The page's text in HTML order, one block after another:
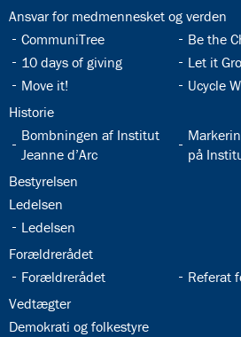
32.8:
Ansvar for medmennesket og verden
32.9:
CommuniTree 32.10:
Be the
32.11:
10 days of giving 32.12:
Let it
32.13:
Move it! 32.14:
Ucycle
32.15:
Historie
32.16:
Bombningen af Institut
Jeanne d’Arc
32.17:
på
32.18:
Bestyrelsen
32.19:
Ledelsen
32.20:
Ledelsen
32.21:
Forældrerådet
32.22:
Forældrerådet 32.23:
Referat
32.24:
Vedtægter
32.25:
Demokrati og folkestyre